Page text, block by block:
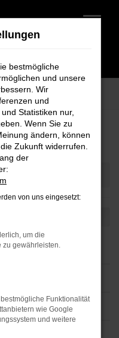
bestmögliche
und unsere
Wir
und
Statistiken nur,
Wenn Sie zu
ändern, können
Zukunft widerrufen.
der
von uns eingesetzt:
um die
zu gewährleisten.
Funktionalität
wie Google
und weitere